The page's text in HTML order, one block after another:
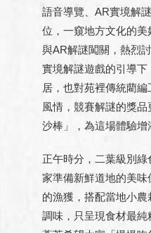
語音導覽、AR實境解
位，一窺地方文化的
與AR解謎闖關，熱烈
實境解謎遊戲的引導
居，也對苑裡傳統藺
風情，競賽解謎的獎
沙棒」，為這場體驗增
正午時分，二葉級別
家準備新鮮道地的美
的漁獲，搭配當地小
調味，只呈現食材最